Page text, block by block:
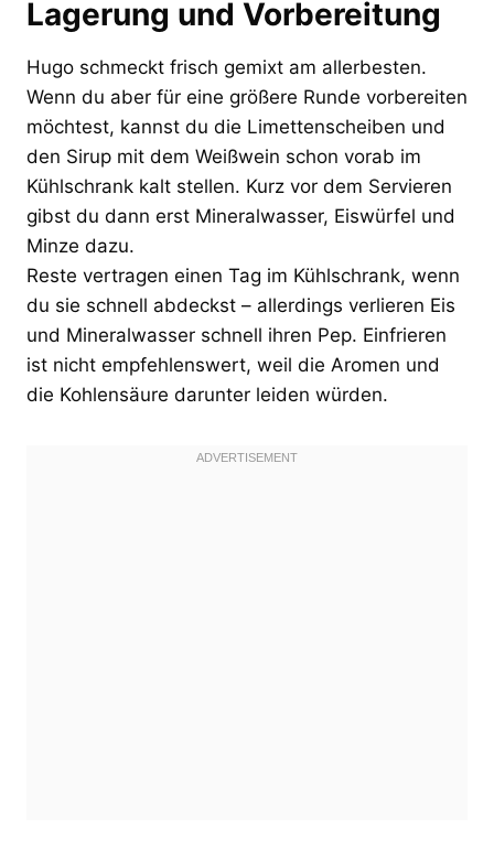
Lagerung und Vorbereitung
Hugo schmeckt frisch gemixt am allerbesten.
Wenn du aber für eine größere Runde vorbereiten
möchtest, kannst du die Limettenscheiben und
den Sirup mit dem Weißwein schon vorab im
Kühlschrank kalt stellen. Kurz vor dem Servieren
gibst du dann erst Mineralwasser, Eiswürfel und
Minze dazu.
Reste vertragen einen Tag im Kühlschrank, wenn
du sie schnell abdeckst – allerdings verlieren Eis
und Mineralwasser schnell ihren Pep. Einfrieren
ist nicht empfehlenswert, weil die Aromen und
die Kohlensäure darunter leiden würden.